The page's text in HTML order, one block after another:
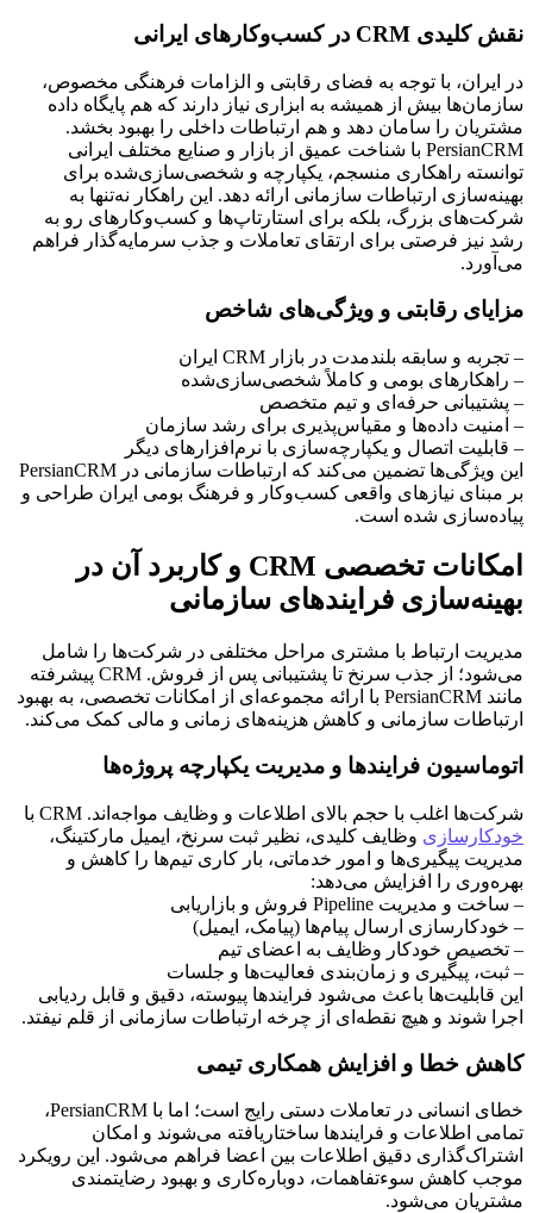
نقش کلیدی CRM در کسب‌وکارهای ایرانی
در ایران، با توجه به فضای رقابتی و الزامات فرهنگی مخصوص،
سازمان‌ها بیش از همیشه به ابزاری نیاز دارند که هم پایگاه داده
مشتریان را سامان دهد و هم ارتباطات داخلی را بهبود بخشد.
PersianCRM با شناخت عمیق از بازار و صنایع مختلف ایرانی
توانسته راهکاری منسجم، یکپارچه و شخصی‌سازی‌شده برای
بهینه‌سازی ارتباطات سازمانی ارائه دهد. این راهکار نه‌تنها به
شرکت‌های بزرگ، بلکه برای استارتاپ‌ها و کسب‌وکارهای رو به
رشد نیز فرصتی برای ارتقای تعاملات و جذب سرمایه‌گذار فراهم
می‌آورد.
مزایای رقابتی و ویژگی‌های شاخص
– تجربه و سابقه بلندمدت در بازار CRM ایران
– راهکارهای بومی و کاملاً شخصی‌سازی‌شده
– پشتیبانی حرفه‌ای و تیم متخصص
– امنیت داده‌ها و مقیاس‌پذیری برای رشد سازمان
– قابلیت اتصال و یکپارچه‌سازی با نرم‌افزارهای دیگر
این ویژگی‌ها تضمین می‌کند که ارتباطات سازمانی در PersianCRM
بر مبنای نیازهای واقعی کسب‌وکار و فرهنگ بومی ایران طراحی و
پیاده‌سازی شده است.
امکانات تخصصی CRM و کاربرد آن در
بهینه‌سازی فرایندهای سازمانی
مدیریت ارتباط با مشتری مراحل مختلفی در شرکت‌ها را شامل
می‌شود؛ از جذب سرنخ تا پشتیبانی پس از فروش. CRM پیشرفته
مانند PersianCRM با ارائه مجموعه‌ای از امکانات تخصصی، به بهبود
ارتباطات سازمانی و کاهش هزینه‌های زمانی و مالی کمک می‌کند.
اتوماسیون فرایندها و مدیریت یکپارچه پروژه‌ها
شرکت‌ها اغلب با حجم بالای اطلاعات و وظایف مواجه‌اند. CRM با
خودکارسازی وظایف کلیدی، نظیر ثبت سرنخ، ایمیل مارکتینگ،
مدیریت پیگیری‌ها و امور خدماتی، بار کاری تیم‌ها را کاهش و
بهره‌وری را افزایش می‌دهد:
– ساخت و مدیریت Pipeline فروش و بازاریابی
– خودکارسازی ارسال پیام‌ها (پیامک، ایمیل)
– تخصیص خودکار وظایف به اعضای تیم
– ثبت، پیگیری و زمان‌بندی فعالیت‌ها و جلسات
این قابلیت‌ها باعث می‌شود فرایندها پیوسته، دقیق و قابل ردیابی
اجرا شوند و هیچ نقطه‌ای از چرخه ارتباطات سازمانی از قلم نیفتد.
کاهش خطا و افزایش همکاری تیمی
خطای انسانی در تعاملات دستی رایج است؛ اما با PersianCRM،
تمامی اطلاعات و فرایندها ساختاریافته می‌شوند و امکان
اشتراک‌گذاری دقیق اطلاعات بین اعضا فراهم می‌شود. این رویکرد
موجب کاهش سوءتفاهمات، دوباره‌کاری و بهبود رضایتمندی
مشتریان می‌شود.